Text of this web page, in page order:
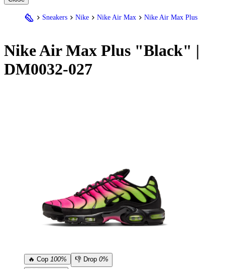
Sneakers Nike Nike Air Max Nike Air Max Plus
NikeAir Max Plus "Black" |
DM0032-027
🔥 Cop 100% 👎 Drop 0%